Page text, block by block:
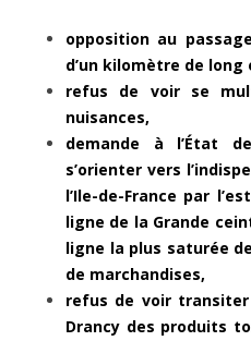
opposition au
d’un kilomètre de long
refus de voir se
nuisances,
demande à l’État
s’orienter vers
l’Ile-de-France par
ligne de la Grande
ligne la plus saturée
de marchandises,
refus de voir
Drancy des produits